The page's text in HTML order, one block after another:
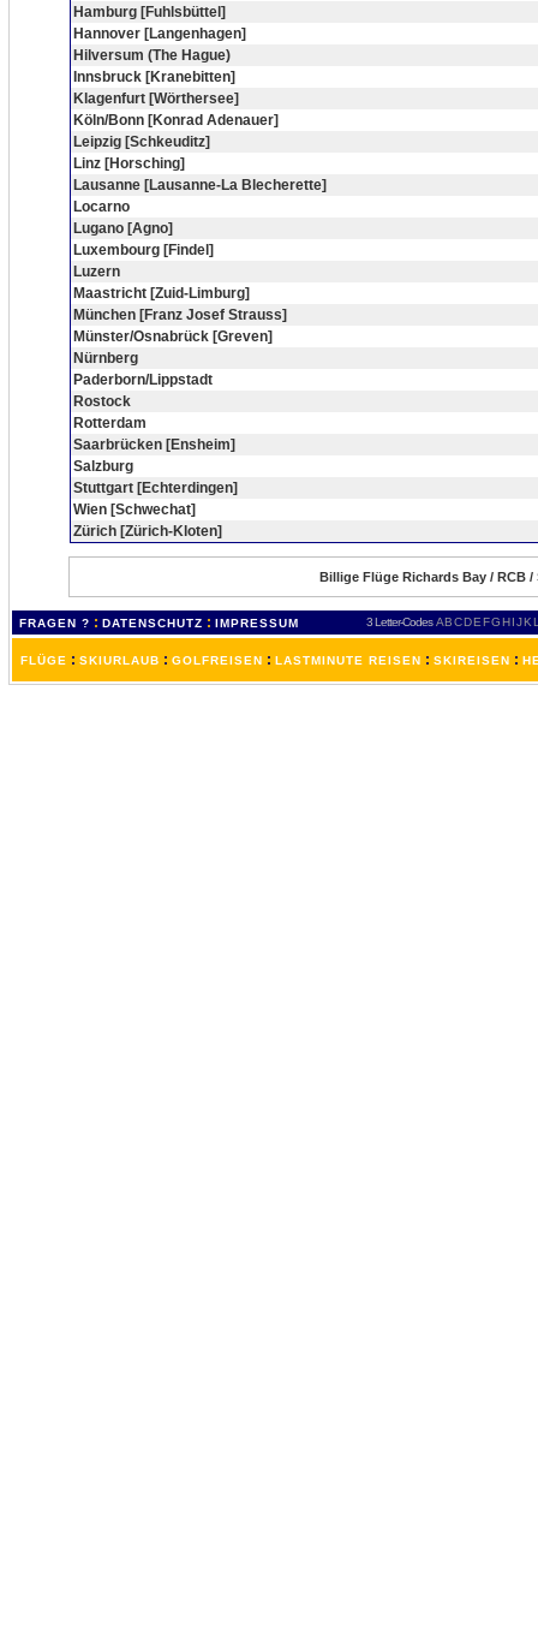
Hamburg [Fuhlsbüttel]
Hannover [Langenhagen]
Hilversum (The Hague)
Innsbruck [Kranebitten]
Klagenfurt [Wörthersee]
Köln/Bonn [Konrad Adenauer]
Leipzig [Schkeuditz]
Linz [Horsching]
Lausanne [Lausanne-La Blecherette]
Locarno
Lugano [Agno]
Luxembourg [Findel]
Luzern
Maastricht [Zuid-Limburg]
München [Franz Josef Strauss]
Münster/Osnabrück [Greven]
Nürnberg
Paderborn/Lippstadt
Rostock
Rotterdam
Saarbrücken [Ensheim]
Salzburg
Stuttgart [Echterdingen]
Wien [Schwechat]
Zürich [Zürich-Kloten]
Billige Flüge Richards Bay / RCB
FRAGEN ? : DATENSCHUTZ : IMPRESSUM 3 Letter-Codes ABCDEFGH IJKL
FLÜGE : SKIURLAUB : GOLFREISEN : LASTMINUTE REISEN : SKIREISEN :